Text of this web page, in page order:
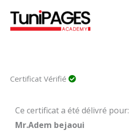
contenu
Certificat Vérifié
Ce certificat a été délivré pour:
Mr.Adem bejaoui